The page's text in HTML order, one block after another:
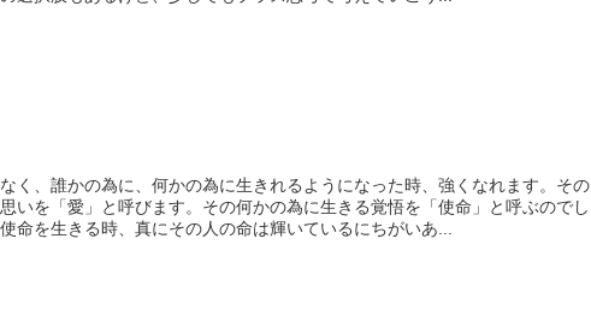
く、誰かの為に、何かの為に生きれるようになった時、強くなれます。その
いを「愛」と呼びます。その何かの為に生きる覚悟を「使命」と呼ぶのでし
命を生きる時、真にその人の命は輝いているにちがいあ...